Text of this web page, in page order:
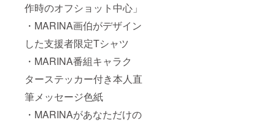
作時のオフショット中心」
・MARINA画伯がデザイン
した支援者限定Tシャツ
・MARINA番組キャラク
ターステッカー付き本人直
筆メッセージ色紙
・MARINAがあなただけの